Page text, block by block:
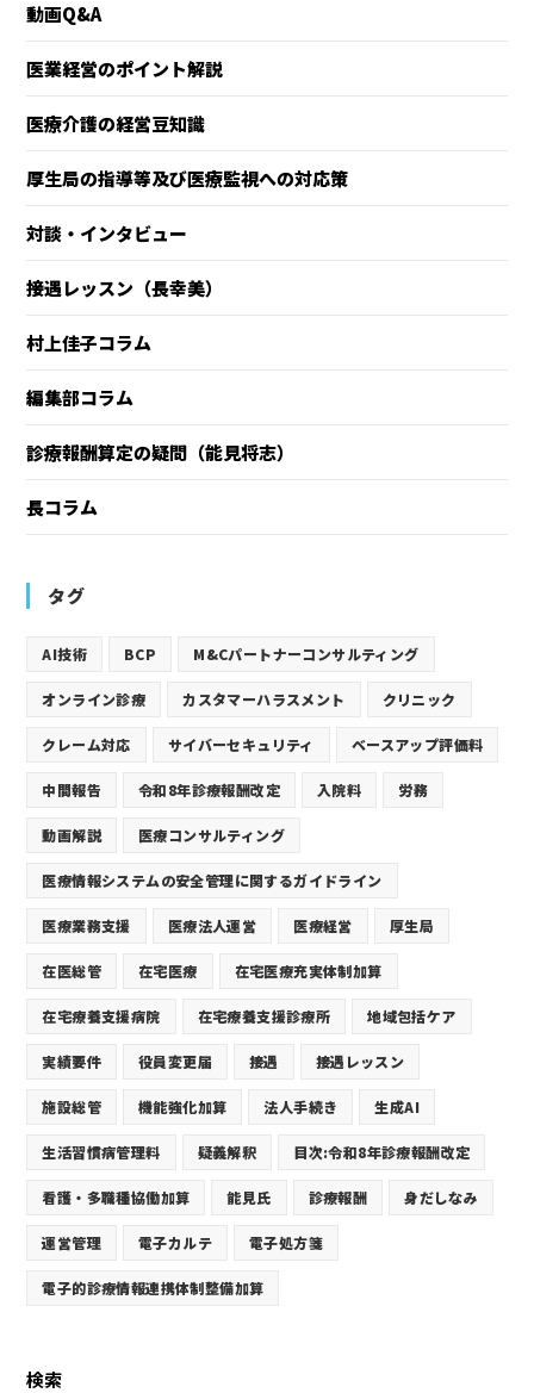
動画Q&A
医業経営のポイント解説
医療介護の経営豆知識
厚生局の指導等及び医療監視への対応策
対談・インタビュー
接遇レッスン（長幸美）
村上佳子コラム
編集部コラム
診療報酬算定の疑問（能見将志）
長コラム
タグ
AI技術 BCP M&Cパートナーコンサルティング
オンライン診療 カスタマーハラスメント クリニック
クレーム対応 サイバーセキュリティ ベースアップ評価料
中間報告 令和8年診療報酬改定 入院料 労務
動画解説 医療コンサルティング
医療情報システムの安全管理に関するガイドライン
医療業務支援 医療法人運営 医療経営 厚生局
在医総管 在宅医療 在宅医療充実体制加算
在宅療養支援病院 在宅療養支援診療所 地域包括ケア
実績要件 役員変更届 接遇 接遇レッスン
施設総管 機能強化加算 法人手続き 生成AI
生活習慣病管理料 疑義解釈 目次:令和8年診療報酬改定
看護・多職種協働加算 能見氏 診療報酬 身だしなみ
運営管理 電子カルテ 電子処方箋
電子的診療情報連携体制整備加算
検索